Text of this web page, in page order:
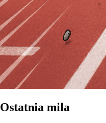
Ostatnia mila